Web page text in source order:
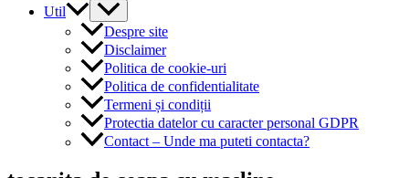
Util
Despre site
Disclaimer
Politica de cookie-uri
Politica de confidentialitate
Termeni și condiții
Protectia datelor cu caracter personal GDPR
Contact – Unde ma puteti contacta?